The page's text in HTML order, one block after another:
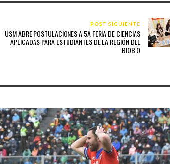
POST SIGUIENTE
USM ABRE POSTULACIONES A 5A FERIA DE CIENCIAS
APLICADAS PARA ESTUDIANTES DE LA REGIÓN DEL
BIOBÍO